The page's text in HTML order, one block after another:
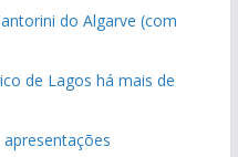
do Algarve (com
de Lagos há mais de